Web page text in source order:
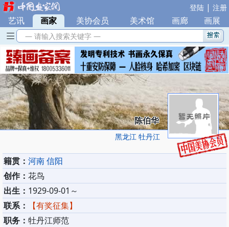
登陆 | 注册
艺讯 | 画家 美协会员 美术馆 画廊 画展
— 请输入搜索关键字 —
陈伯华
黑龙江 牡丹江
籍贯： 河南 信阳
创作： 花鸟
出生： 1929-09-01～
联系：
【有奖征集】
职务： 牡丹江师范